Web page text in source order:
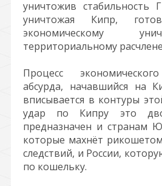
уничтожив стабильность
уничтожая Кипр,
экономическому
территориальному
Процесс
абсурда, начавшийся на
вписывается в контуры
удар по Кипру это
предназначен и странам
которые махнёт
следствий, и России,
по кошельку.